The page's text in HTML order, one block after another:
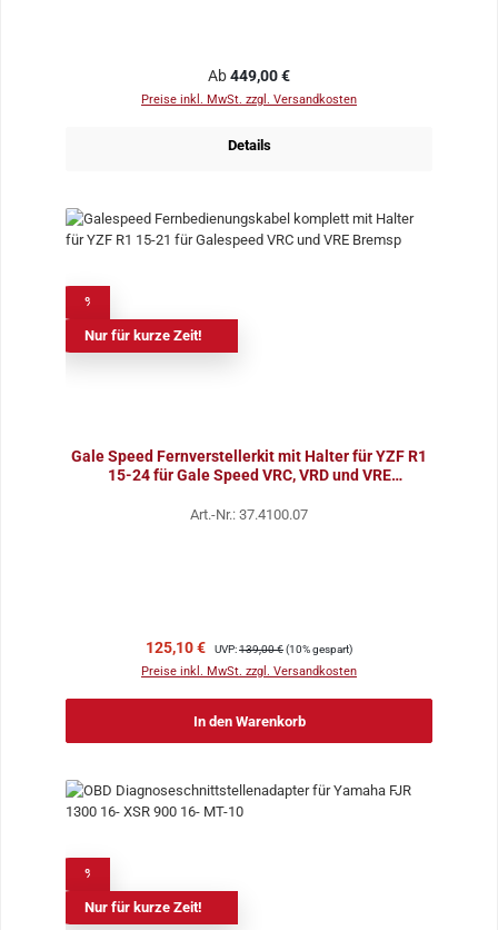
Regulärer Preis:
Ab449,00 €
Preise inkl. MwSt. zzgl. Versandkosten
Details
Nur für kurze Zeit!
Gale Speed Fernverstellerkit mit Halter für YZF R1
15-24 für Gale Speed VRC, VRD und VRE
Art.-Nr.: 37.4100.07
Verkaufspreis:
125,10 € Regulärer Preis:
UVP:139,00 €(10% gespart)
Preise inkl. MwSt. zzgl. Versandkosten
In den Warenkorb
Nur für kurze Zeit!